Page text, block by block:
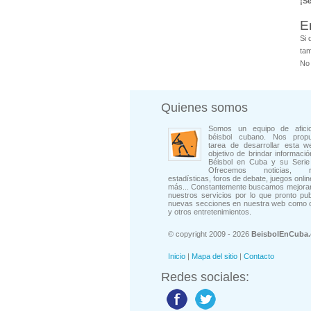
Si
Quienes somos
Somos un equipo de
béisbol cubano. Nos
tarea de desarrollar esta
objetivo de brindar
Béisbol en Cuba y su Serie
Ofrecemos noticias,
estadísticas, foros de debate, juegos
más... Constantemente buscamos
nuestros servicios por lo que pronto
nuevas secciones en nuestra web como
y otros entretenimientos.
© copyright 2009 - 2026
Inicio | Mapa del sitio | Contacto
Redes sociales: